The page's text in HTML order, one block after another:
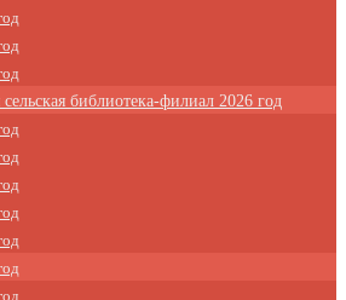
сельская библиотека-филиал 2026 год